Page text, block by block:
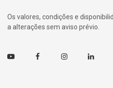
Os valores, condições e
a alterações sem aviso prévio.
Youtube FacebookInstagramLinkedin